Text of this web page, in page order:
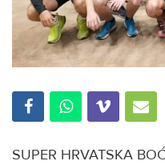
SUPER HRVATSKA